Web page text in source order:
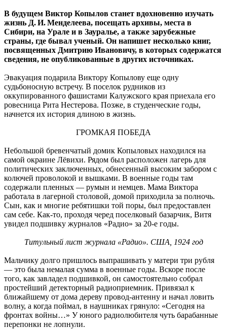
В будущем Виктор Копылов станет вдохновенно изучать
жизнь Д. И. Менделеева, посещать архивы, места в
Сибири, на Урале и в Зауралье, а также зарубежные
страны, где бывал ученый. Он напишет несколько книг,
посвященных Дмитрию Ивановичу, в которых содержатся
сведения, не опубликованные в других источниках.
Эвакуация подарила Виктору Копылову еще одну
судьбоносную встречу. В поселок рудников из
оккупированного фашистами Калужского края приехала его
ровесница Рита Нестерова. Позже, в студенческие годы,
начнется их история длиною в жизнь.
ГРОМКАЯ ПОБЕДА
Небольшой бревенчатый домик Копыловых находился на
самой окраине Лёвихи. Рядом был расположен лагерь для
политических заключенных, обнесенный высоким забором с
колючей проволокой и вышками. В военные годы там
содержали пленных — румын и немцев. Мама Виктора
работала в лагерной столовой, домой приходила за полночь.
Сын, как и многие ребятишки той поры, был предоставлен
сам себе. Как-то, проходя черед поселковый базарчик, Витя
увидел подшивку журналов «Радио» за 20-е годы.
Титульный лист журнала «Радио». США, 1924 год
Мальчику долго пришлось выпрашивать у матери три рубля
— это была немалая сумма в военные годы. Вскоре после
того, как завладел подшивкой, он самостоятельно собрал
простейший детекторный радиоприемник. Привязал к
ближайшему от дома дереву провод-антенну и начал ловить
волну, а когда поймал, в наушниках грянуло: «Сегодня на
фронтах войны…» У юного радиолюбителя чуть барабанные
перепонки не лопнули.